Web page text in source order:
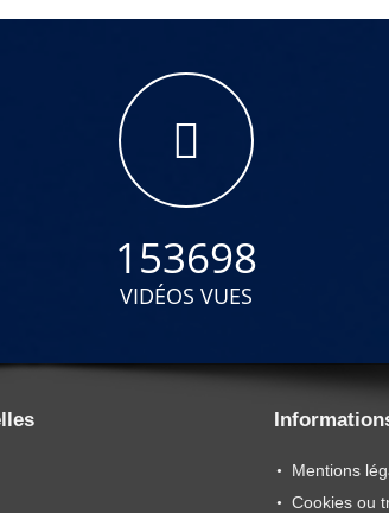
153698
VIDÉOS VUES
Mentions
Cookies ou